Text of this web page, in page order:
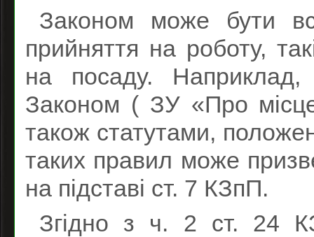
Законом може бути
прийняття на роботу,
на посаду. Наприклад,
Законом ( ЗУ «Про
також статутами,
таких правил може
на підставі ст. 7 КЗпП.
Згідно з ч. 2 ст. 24